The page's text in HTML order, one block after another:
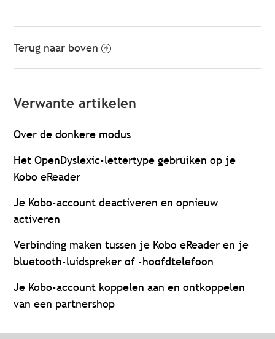
Terug naar boven
Verwante artikelen
Over de donkere modus
Het OpenDyslexic-lettertype gebruiken op je
Kobo eReader
Je Kobo-account deactiveren en opnieuw
activeren
Verbinding maken tussen je Kobo eReader en je
bluetooth-luidspreker of -hoofdtelefoon
Je Kobo-account koppelen aan en ontkoppelen
van een partnershop